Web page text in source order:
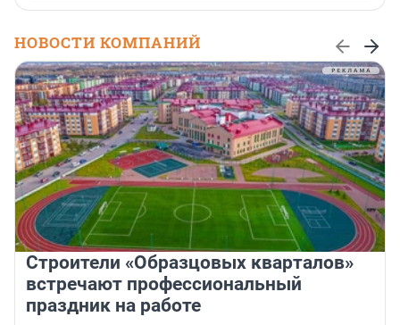
НОВОСТИ КОМПАНИЙ
Строители «Образцовых кварталов»
встречают профессиональный
праздник на работе